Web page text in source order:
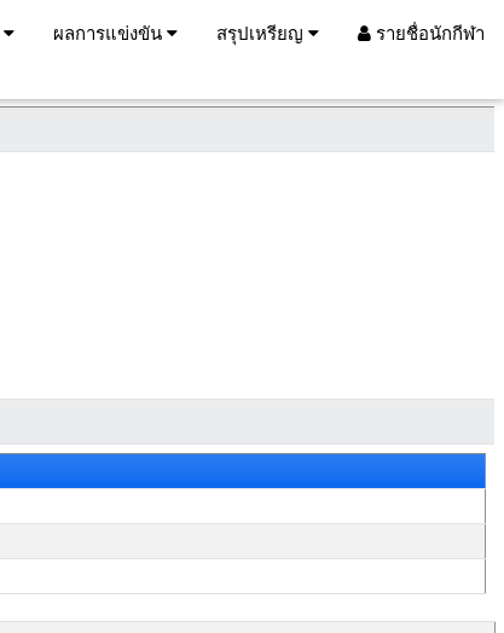
ผลการแข่งขัน สรุปเหรียญ รายชื่อนักกีฬา